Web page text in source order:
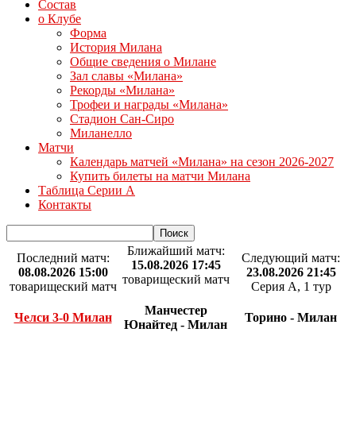
Состав
о Клубе
Форма
История Милана
Общие сведения о Милане
Зал славы «Милана»
Рекорды «Милана»
Трофеи и награды «Милана»
Стадион Сан-Сиро
Миланелло
Матчи
Календарь матчей «Милана» на сезон 2026-2027
Купить билеты на матчи Милана
Таблица Серии А
Контакты
Последний матч:
08.08.2026 15:00
товарищеский матч
Челси 3-0 Милан
Ближайший матч:
15.08.2026 17:45
товарищеский матч
Манчестер
Юнайтед - Милан
Следующий матч:
23.08.2026 21:45
Серия А, 1 тур
Торино - Милан